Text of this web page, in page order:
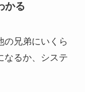
かる
の兄弟にいくら
なるか、システ